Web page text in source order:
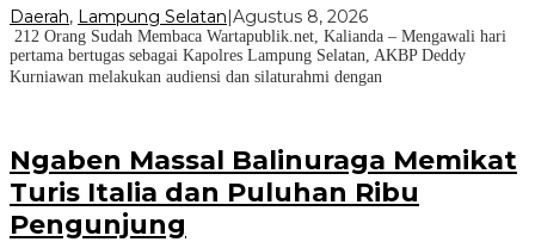
Daerah, Lampung Selatan Agustus 8, 2026
212 Orang Sudah Membaca Wartapublik.net, Kalianda – Mengawali hari
pertama bertugas sebagai Kapolres Lampung Selatan, AKBP Deddy
Kurniawan melakukan audiensi dan silaturahmi dengan
Ngaben Massal Balinuraga Memikat
Turis Italia dan Puluhan Ribu
Pengunjung